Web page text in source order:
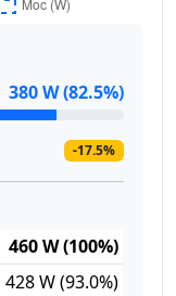
380 W (82.5%)
-17.5%
460 W (100%)
428 W (93.0%)